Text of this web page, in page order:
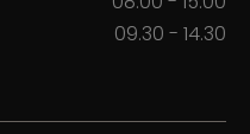
09.30 - 14.30